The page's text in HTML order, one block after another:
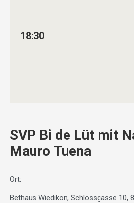
18:30
SVP Bi de Lüt mit
Mauro Tuena
Ort:
Bethaus Wiedikon, Schlossgasse 10,